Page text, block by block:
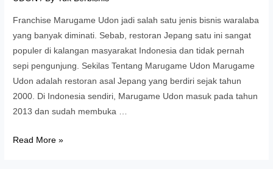
Franchise Marugame Udon jadi salah satu jenis bisnis waralaba
yang banyak diminati. Sebab, restoran Jepang satu ini sangat
populer di kalangan masyarakat Indonesia dan tidak pernah
sepi pengunjung. Sekilas Tentang Marugame Udon Marugame
Udon adalah restoran asal Jepang yang berdiri sejak tahun
2000. Di Indonesia sendiri, Marugame Udon masuk pada tahun
2013 dan sudah membuka …
Franchise
Read More »